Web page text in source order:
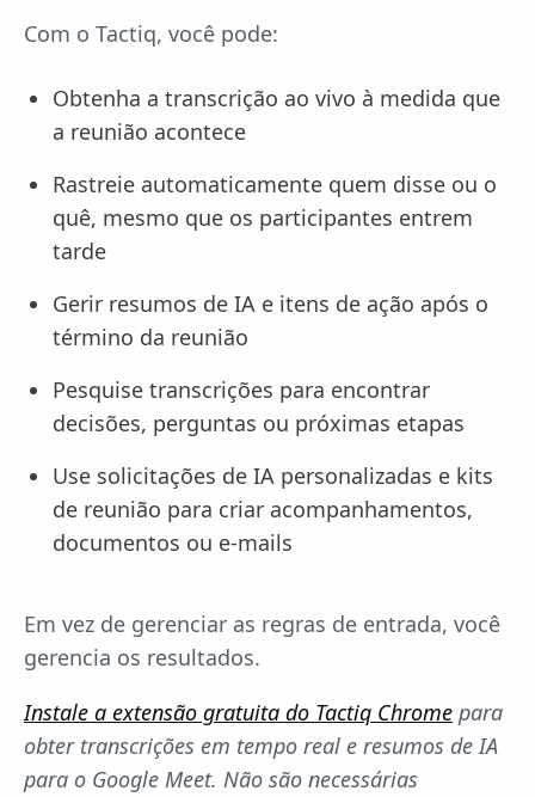
Com o Tactiq, você pode:
Obtenha a transcrição ao vivo à medida que
a reunião acontece
Rastreie automaticamente quem disse ou o
quê, mesmo que os participantes entrem
tarde
Gerir resumos de IA e itens de ação após o
término da reunião
Pesquise transcrições para encontrar
decisões, perguntas ou próximas etapas
Use solicitações de IA personalizadas e kits
de reunião para criar acompanhamentos,
documentos ou e-mails
Em vez de gerenciar as regras de entrada, você
gerencia os resultados.
Instale a extensão gratuita do Tactiq Chrome para
obter transcrições em tempo real e resumos de IA
para o Google Meet. Não são necessárias